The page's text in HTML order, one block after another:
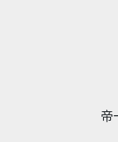
帝